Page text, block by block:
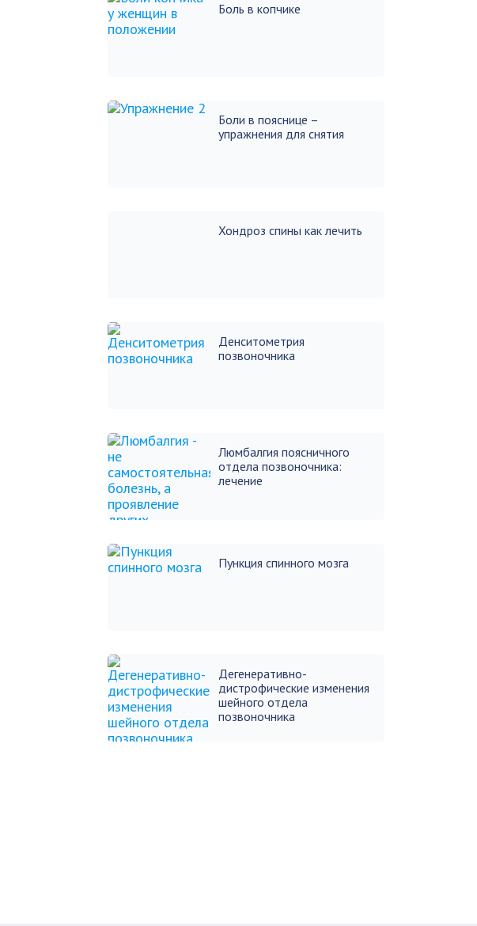
Боль в копчике
Боли в пояснице –
упражнения для снятия
Хондроз спины как лечить
Денситометрия
позвоночника
Люмбалгия поясничного
отдела позвоночника:
лечение
Пункция спинного мозга
Дегенеративно-
дистрофические изменения
шейного отдела
позвоночника